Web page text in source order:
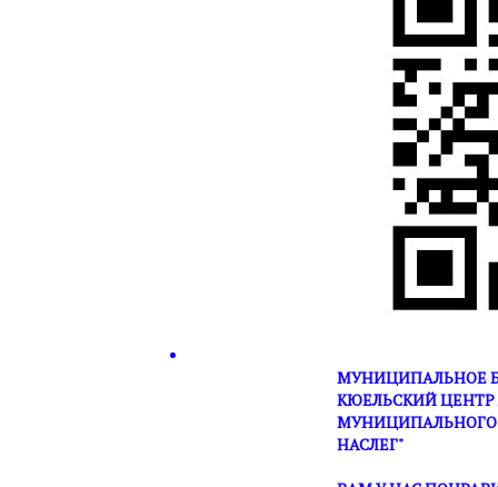
МУНИЦИПАЛЬНОЕ
КЮЕЛЬСКИЙ ЦЕНТР
МУНИЦИПАЛЬНОГО
НАСЛЕГ"